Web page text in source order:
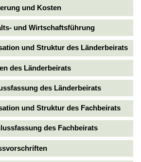
und Kosten
und Wirtschaftsführung
und Struktur des Länderbeirats
des Länderbeirats
des Länderbeirats
und Struktur des Fachbeirats
des Fachbeirats